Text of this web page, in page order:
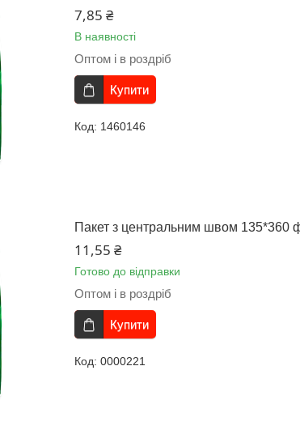
7,85 ₴
В наявності
Оптом і в роздріб
Купити
1460146
Пакет з центральним швом 135*360
11,55 ₴
Готово до відправки
Оптом і в роздріб
Купити
0000221